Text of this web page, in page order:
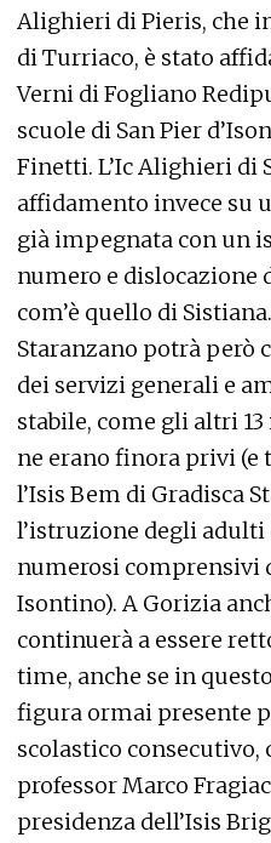
Alighieri di Pieris, che
di Turriaco, è stato
Verni di Fogliano
scuole di San Pier
Finetti. L’Ic Alighieri di
affidamento invece su
già impegnata con un
numero e dislocazione
com’è quello di
Staranzano potrà però
dei servizi generali e
stabile, come gli altri
ne erano finora privi (e
l’Isis Bem di Gradisca
l’istruzione degli adulti
numerosi comprensivi
Isontino). A Gorizia
continuerà a essere
time, anche se in
figura ormai presente
scolastico consecutivo,
professor Marco
presidenza dell’Isis